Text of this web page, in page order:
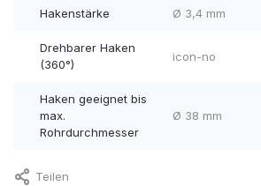
Hakenstärke Ø 3,4 mm
Drehbarer Haken
(360°)
icon-no
Haken geeignet bis
max.
Rohrdurchmesser
Ø 38 mm
Teilen